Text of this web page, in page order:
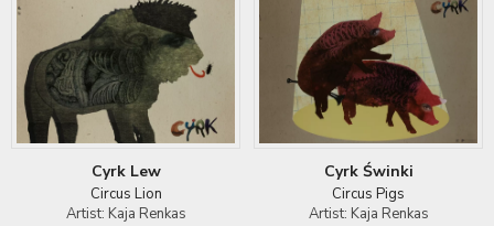
Cyrk Lew
Circus Lion
Artist: Kaja Renkas
Cyrk Świnki
Circus Pigs
Artist: Kaja Renkas